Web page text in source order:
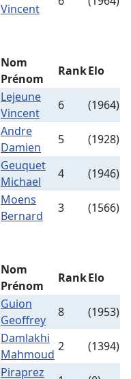
Vincent
Nom
Prénom
RankElo
Lejeune
Vincent
6 (1964)
Andre
Damien
5 (1928)
Geuquet
Michael
4 (1946)
Moens
Bernard
3
(1566)
Nom
Prénom
RankElo
Guion
Geoffrey
8 (1953)
Damlakhi
Mahmoud
2 (1394)
Piraprez